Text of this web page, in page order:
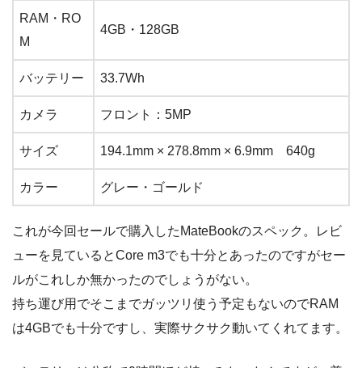
RAM・RO
M
4GB・128GB
バッテリー 33.7Wh
カメラ フロント：5MP
サイズ 194.1mm × 278.8mm × 6.9mm 640g
カラー グレー・ゴールド
これが今回セールで購入したMateBookのスペック。レビ
ューを見ているとCore m3でも十分とあったのですがセー
ルがこれしか無かったのでしょうがない。
持ち運び用でそこまでガッツリ使う予定もないのでRAM
は4GBでも十分ですし、実際サクサク動いてくれてます。